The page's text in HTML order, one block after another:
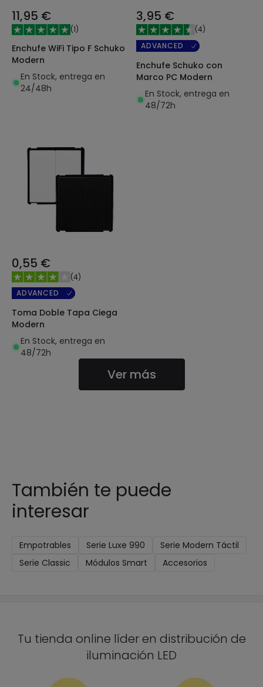
11,95 €
(1)
Enchufe WiFi Tipo F Schuko
Modern
En Stock, entrega en
24/48h
3,95 €
(4)
ADVANCED
Enchufe Schuko con
Marco PC Modern
En Stock, entrega en
48/72h
0,55 €
(4)
ADVANCED
Toma Doble Tapa Ciega
Modern
En Stock, entrega en
48/72h
Ver más
También te puede
interesar
Empotrables Serie Luxe 990
Serie Modern Táctil
Serie Classic
Módulos Smart Accesorios
Tu tienda online líder en distribución de
iluminación LED